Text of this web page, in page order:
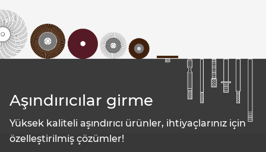
Aşındırıcılar girme
Yüksek kaliteli aşındırıcı ürünler, ihtiyaçlarınız için
özelleştirilmiş çözümler!